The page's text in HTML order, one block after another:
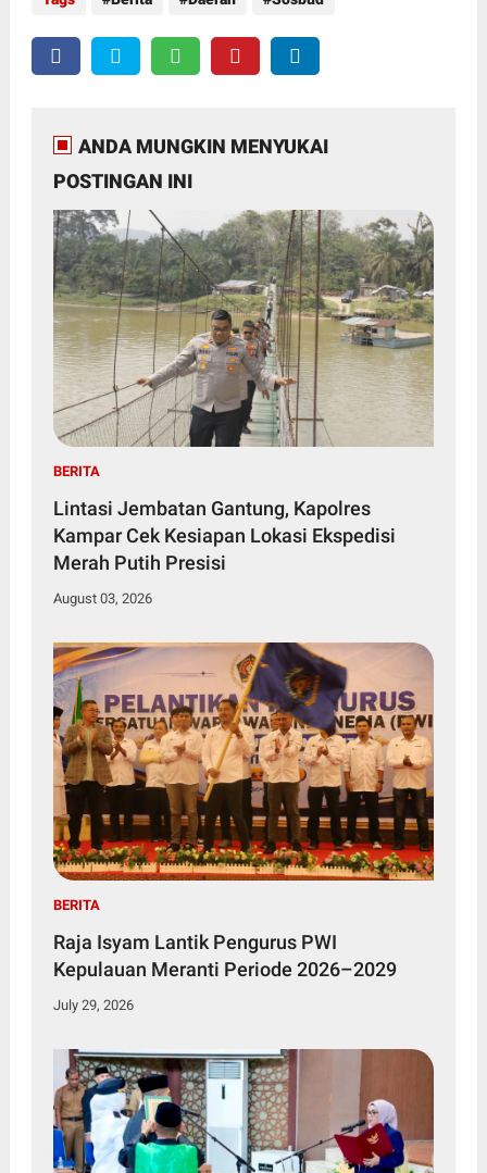
ANDA MUNGKIN MENYUKAI
POSTINGAN INI
BERITA
Lintasi Jembatan Gantung, Kapolres
Kampar Cek Kesiapan Lokasi Ekspedisi
Merah Putih Presisi
August 03, 2026
BERITA
Raja Isyam Lantik Pengurus PWI
Kepulauan Meranti Periode 2026–2029
July 29, 2026